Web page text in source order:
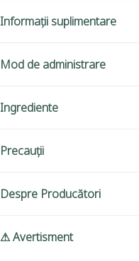
Informații suplimentare
Mod de administrare
Ingrediente
Precauții
Despre Producători
⚠ Avertisment